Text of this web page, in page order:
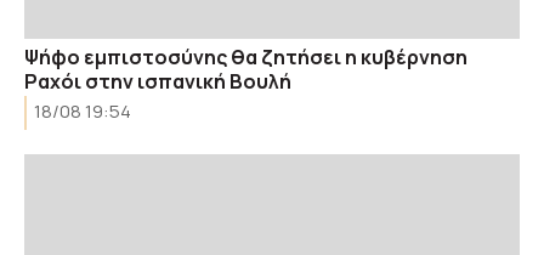
Ψήφο εμπιστοσύνης θα ζητήσει η κυβέρνηση
Ραχόι στην ισπανική Βουλή
18/08 19:54